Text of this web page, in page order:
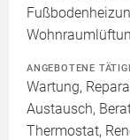
ANGEBOTENE
Wartung,
Austausch,
Thermostat,